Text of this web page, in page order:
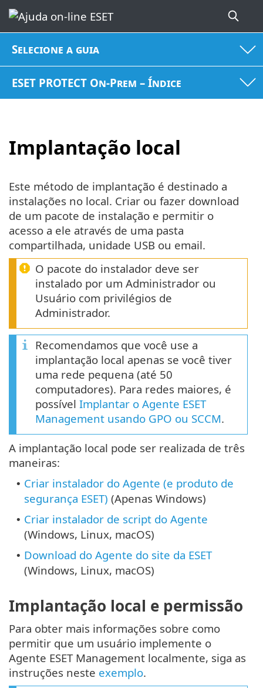
Selecione a guia
ESET PROTECT On-Prem – Índice
Implantação local
Este método de implantação é destinado a
instalações no local. Criar ou fazer download
de um pacote de instalação e permitir o
acesso a ele através de uma pasta
compartilhada, unidade USB ou email.
O pacote do instalador deve ser
instalado por um Administrador ou
Usuário com privilégios de
Administrador.
Recomendamos que você use a
implantação local apenas se você tiver
uma rede pequena (até 50
computadores). Para redes maiores, é
possível Implantar o Agente ESET
Management usando GPO ou SCCM.
A implantação local pode ser realizada de três
maneiras:
• Criar instalador do Agente (e produto de
segurança ESET) (Apenas Windows)
• Criar instalador de script do Agente
(Windows, Linux, macOS)
• Download do Agente do site da ESET
(Windows, Linux, macOS)
Implantação local e permissão
Para obter mais informações sobre como
permitir que um usuário implemente o
Agente ESET Management localmente, siga as
instruções neste exemplo.